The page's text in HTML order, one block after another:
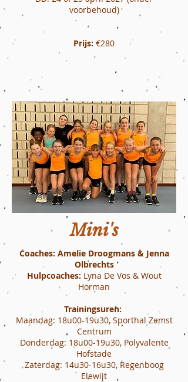
voorbehoud)
Prijs: €280
Mini's
Coaches: Amelie Droogmans & Jenna
Olbrechts
Hulpcoaches: Lyna De Vos & Wout
Horman
Trainingsuren:
Maandag: 18u00-19u30, Sporthal Zemst
Centrum
Donderdag: 18u00-19u30, Polyvalente
Hofstade
Zaterdag: 14u30-16u30, Regenboog
Elewijt